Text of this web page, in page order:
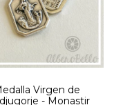
Virgen de
- Monastir